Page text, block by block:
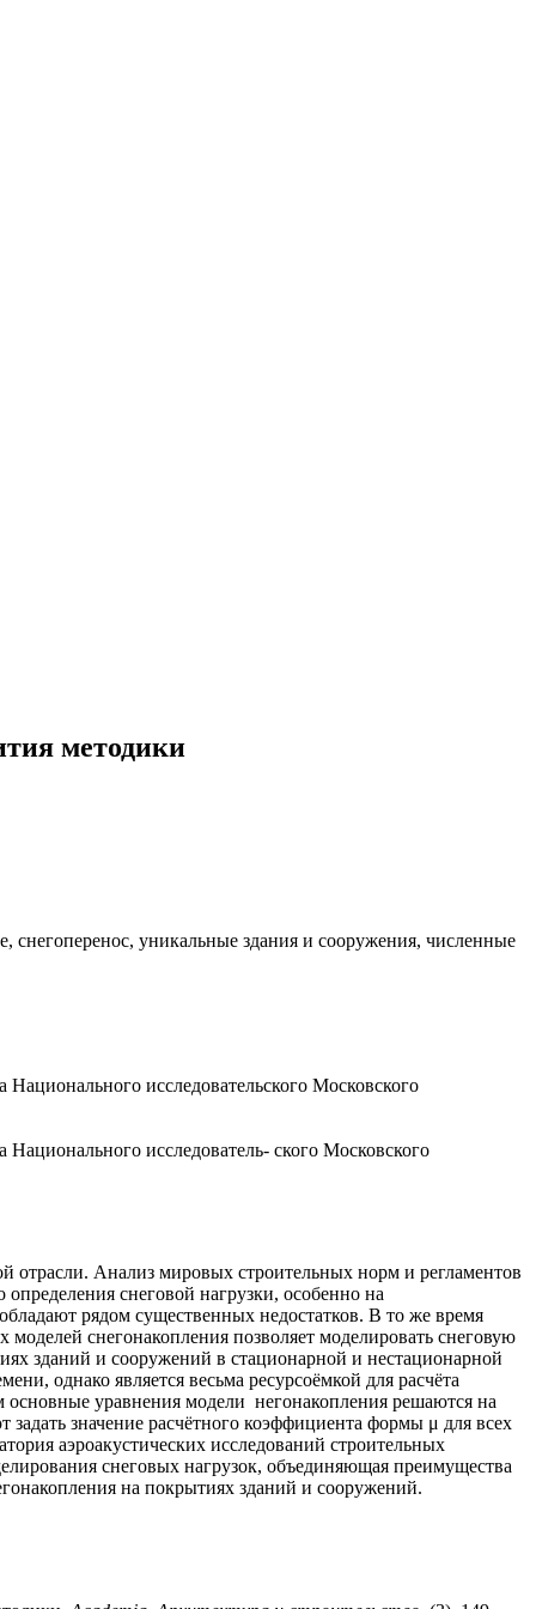
методики
снегоперенос, уникальные здания и сооружения, численные
исследовательского Московского
исследователь- ского Московского
отрасли. Анализ мировых строительных норм и регламентов
снеговой нагрузки, особенно на
рядом существенных недостатков. В то же время
снегонакопления позволяет моделировать снеговую
зданий и сооружений в стационарной и нестационарной
однако является весьма ресурсоёмкой для расчёта
основные уравнения модели негонакопления решаются на
значение расчётного коэффициента формы μ для всех
аэроакустических исследований строительных
снеговых нагрузок, объединяющая преимущества
на покрытиях зданий и сооружений.